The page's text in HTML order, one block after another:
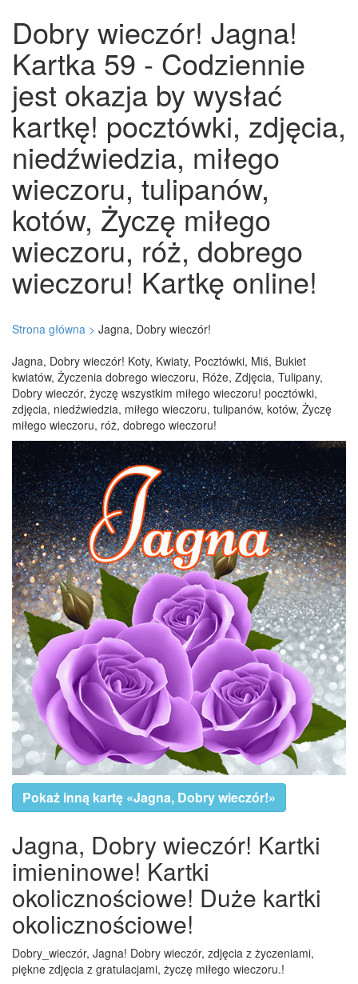
Dobry wieczór! Jagna!
Kartka 59 - Codziennie
jest okazja by wysłać
kartkę! pocztówki, zdjęcia,
niedźwiedzia, miłego
wieczoru, tulipanów,
kotów, Życzę miłego
wieczoru, róż, dobrego
wieczoru! Kartkę online!
Strona główna > Jagna, Dobry wieczór!
Jagna, Dobry wieczór! Koty, Kwiaty, Pocztówki, Miś, Bukiet
kwiatów, Życzenia dobrego wieczoru, Róże, Zdjęcia, Tulipany,
Dobry wieczór, życzę wszystkim miłego wieczoru! pocztówki,
zdjęcia, niedźwiedzia, miłego wieczoru, tulipanów, kotów, Życzę
miłego wieczoru, róż, dobrego wieczoru!
Pokaż inną kartę «Jagna, Dobry wieczór!»
Jagna, Dobry wieczór! Kartki
imieninowe! Kartki
okolicznościowe! Duże kartki
okolicznościowe!
Dobry_wieczór, Jagna! Dobry wieczór, zdjęcia z życzeniami,
piękne zdjęcia z gratulacjami, życzę miłego wieczoru.!